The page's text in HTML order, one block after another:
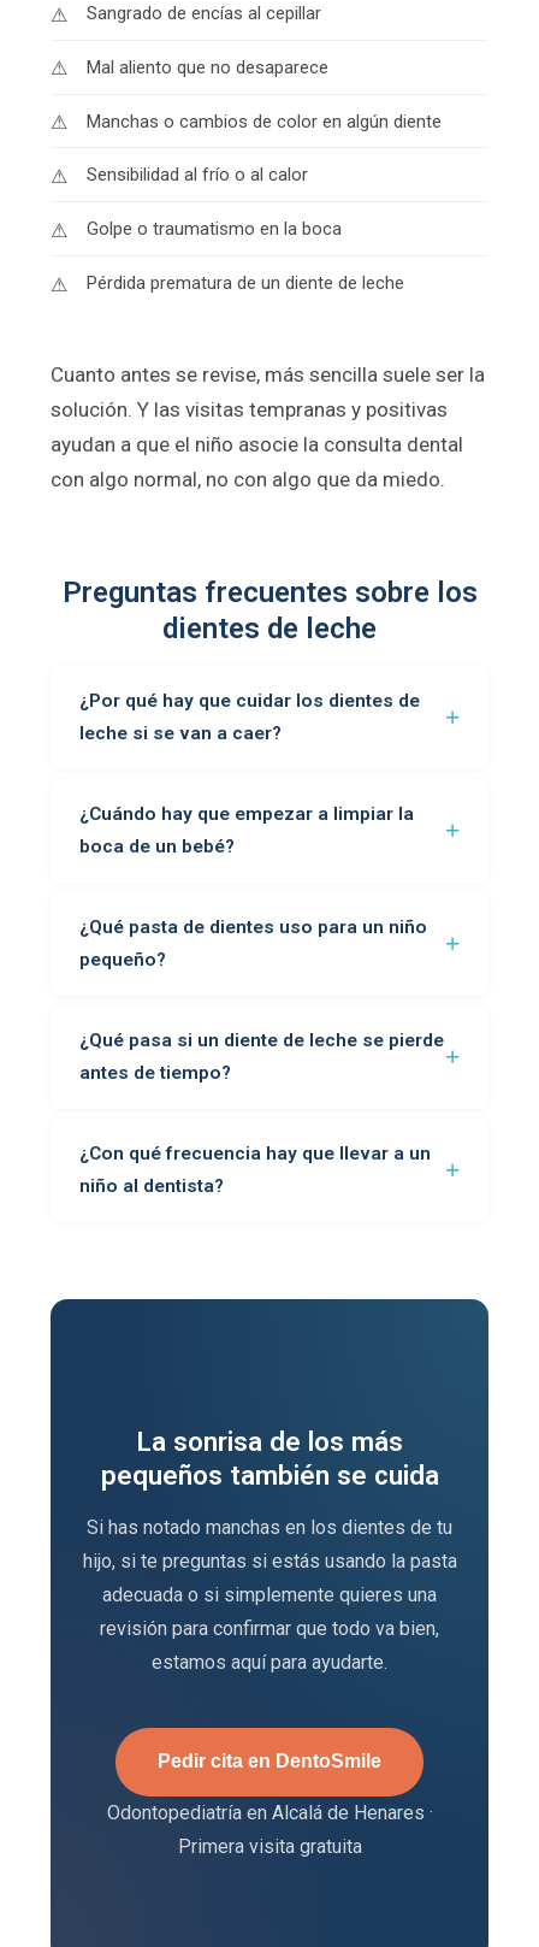
Sangrado de encías al cepillar
Mal aliento que no desaparece
Manchas o cambios de color en algún diente
Sensibilidad al frío o al calor
Golpe o traumatismo en la boca
Pérdida prematura de un diente de leche
Cuanto antes se revise, más sencilla suele ser la
solución. Y las visitas tempranas y positivas
ayudan a que el niño asocie la consulta dental
con algo normal, no con algo que da miedo.
Preguntas frecuentes sobre los
dientes de leche
¿Por qué hay que cuidar los dientes de
leche si se van a caer?
¿Cuándo hay que empezar a limpiar la
boca de un bebé?
¿Qué pasta de dientes uso para un niño
pequeño?
¿Qué pasa si un diente de leche se pierde
antes de tiempo?
¿Con qué frecuencia hay que llevar a un
niño al dentista?
La sonrisa de los más
pequeños también se cuida
Si has notado manchas en los dientes de tu
hijo, si te preguntas si estás usando la pasta
adecuada o si simplemente quieres una
revisión para confirmar que todo va bien,
estamos aquí para ayudarte.
Pedir cita en DentoSmile
Odontopediatría en Alcalá de Henares ·
Primera visita gratuita